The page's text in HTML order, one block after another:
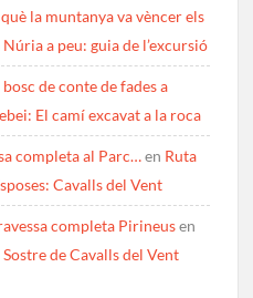
la muntanya va vèncer els
a peu: guia de l’excursió
de conte de fades a
El camí excavat a la roca
completa al Parc…en Ruta
Cavalls del Vent
completa Pirineusen
de Cavalls del Vent